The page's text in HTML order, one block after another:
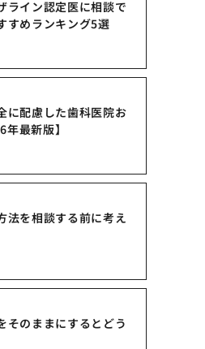
ライン認定医に相談で
すめランキング5選
に配慮した歯科医院お
最新版】
法を相談する前に考え
そのままにするとどう